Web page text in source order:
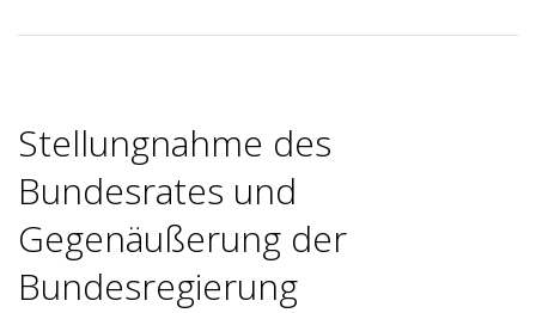
Stellungnahme des
Bundesrates und
Gegenäußerung der
Bundesregierung